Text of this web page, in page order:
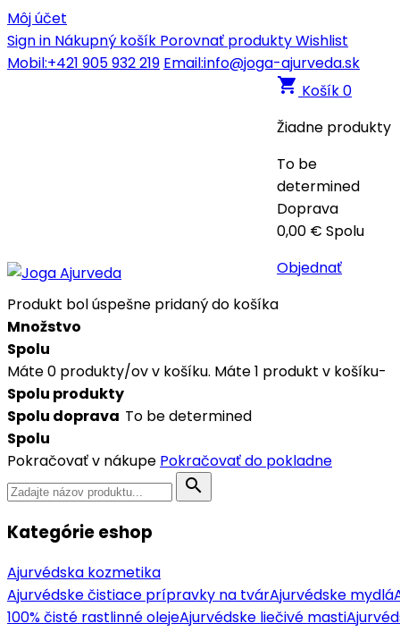
Môj účet
Sign in Nákupný košík Porovnať produktyWishlist
Mobil:+421 905 932 219 Email:info@joga-ajurveda.sk
shopping_cart Košík0
Žiadne produkty
To be
determined
Doprava
0,00 € Spolu
Objednať
Produkt bol úspešne pridaný do košíka
Množstvo
Spolu
Máte0 produkty/ov v košíku. Máte 1 produkt v košíku-
Spolu produkty
Spolu doprava To be determined
Spolu
Pokračovať v nákupe Pokračovať do pokladne
search
Kategórie eshop
Ajurvédska kozmetika
Ajurvédske čistiace prípravky na tvárAjurvédske mydlá
100% čisté rastlinné olejeAjurvédske liečivé masti